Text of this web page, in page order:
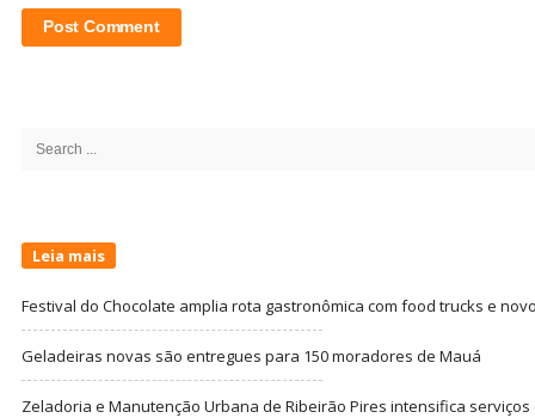
Search
Leia mais
Festival do Chocolate amplia rota gastronômica com food trucks e
Geladeiras novas são entregues para 150 moradores de Mauá
Zeladoria e Manutenção Urbana de Ribeirão Pires intensifica